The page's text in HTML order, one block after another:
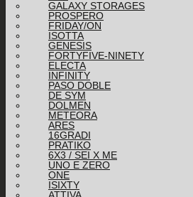
GALAXY STORAGES
PROSPERO
FRIDAY/ON
ISOTTA
GENESIS
FORTYFIVE-NINETY
ELECTA
INFINITY
PASO DOBLE
DE SYM
DOLMEN
METEORA
ARES
16GRADI
PRATIKO
6X3 / SEI X ME
UNO E ZERO
ONE
ISIXTY